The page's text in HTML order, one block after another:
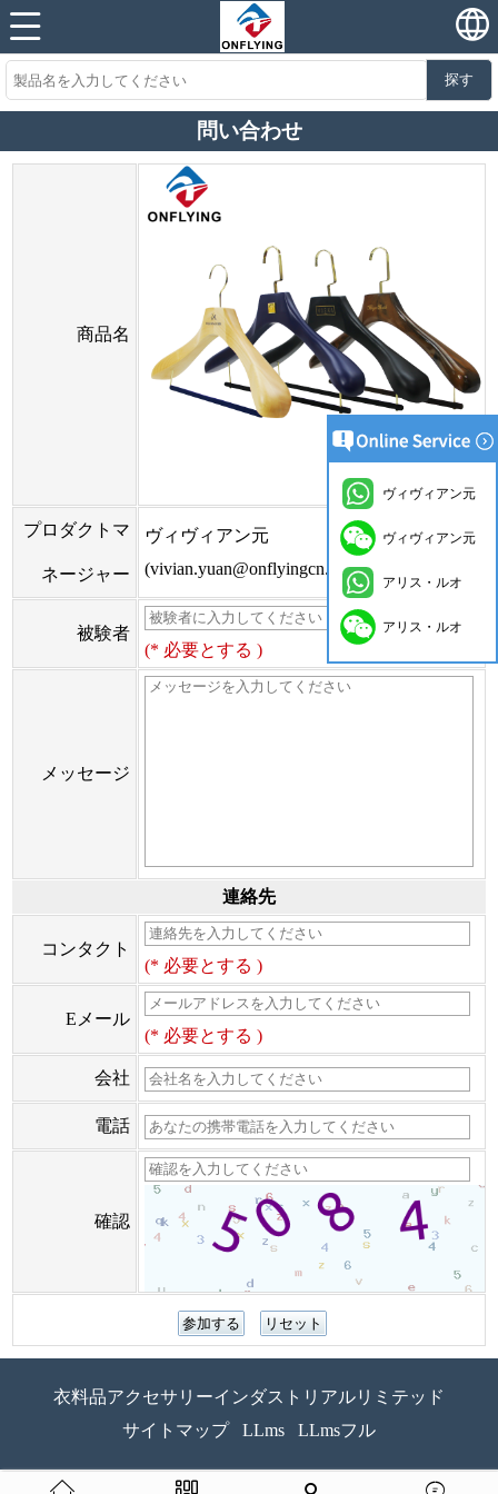
探す
問い合わせ
商品名
プロダクトマ
ネージャー
ヴィヴィアン元
(vivian.yuan@onflyingcn.com)
被験者
(* 必要とする )
メッセージ
連絡先
コンタクト
(* 必要とする )
Eメール
(* 必要とする )
会社
電話
確認
衣料品アクセサリーインダストリアルリミテッド
サイトマップ
LLms LLmsフル
ヴィヴィアン元
ヴィヴィアン元
アリス・ルオ
アリス・ルオ